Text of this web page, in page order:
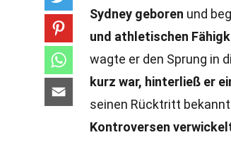
Sydney geboren und
und athletischen
wagte er den Sprung in
kurz war, hinterließ er
seinen Rücktritt bekannt
Kontroversen